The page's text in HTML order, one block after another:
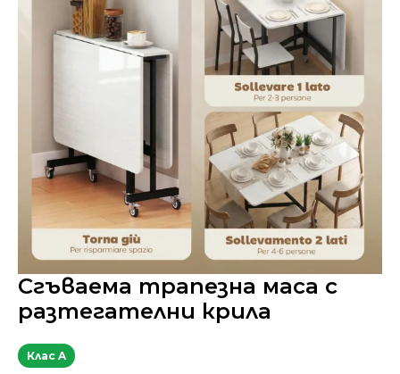
Сгъваема трапезна маса с
разтегателни крила
Клас A